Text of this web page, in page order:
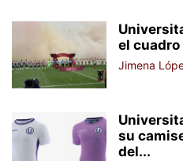
el cuadro
Jimena
su
del...